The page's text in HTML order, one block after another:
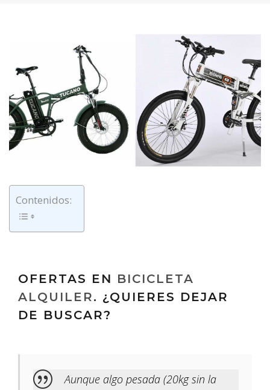
Contenidos:
OFERTAS EN BICICLETA
ALQUILER. ¿QUIERES DEJAR
DE BUSCAR?
Aunque algo pesada (20kg sin la